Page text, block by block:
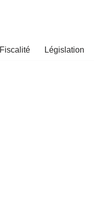
Fiscalité Législation